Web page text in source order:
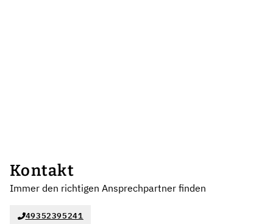
Kontakt
Immer den richtigen Ansprechpartner finden
49352395241